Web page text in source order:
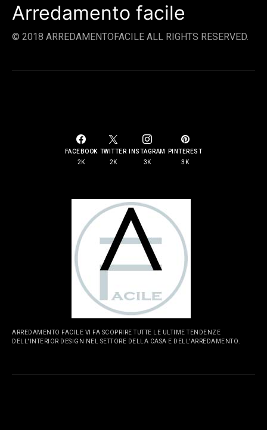
Arredamento facile
© 2018 ARREDAMENTOFACILE ALL RIGHTS RESERVED.
FACEBOOK
2K
TWITTER
2K
INSTAGRAM
3K
PINTEREST
3K
ARREDAMENTO FACILE VI FA SCOPRIRE TUTTE LE ULTIME TENDENZE
DELL'INTERIOR DESIGN NEL SETTORE DELLA CASA E DELL'ARREDAMENTO.